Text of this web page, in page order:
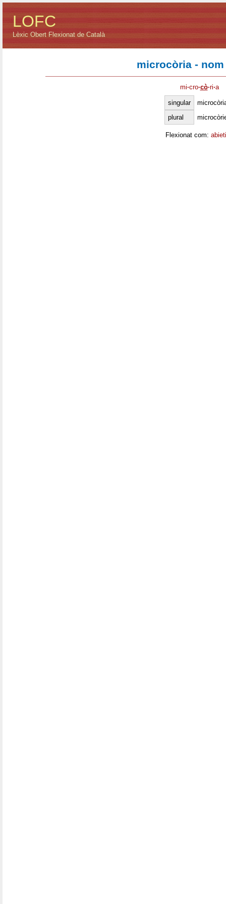
LOFC
Lèxic Obert Flexionat de Català
microcòria -
mi·cro·cò·ri·a
singular
plural
Flexionat com: